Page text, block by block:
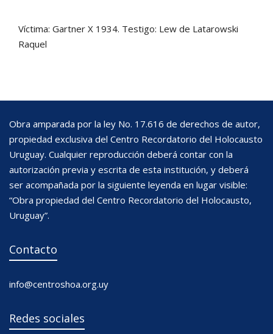
Víctima: Gartner X 1934. Testigo: Lew de Latarowski
Raquel
Obra amparada por la ley No. 17.616 de derechos de autor,
propiedad exclusiva del Centro Recordatorio del Holocausto
Uruguay. Cualquier reproducción deberá contar con la
autorización previa y escrita de esta institución, y deberá
ser acompañada por la siguiente leyenda en lugar visible:
“Obra propiedad del Centro Recordatorio del Holocausto,
Uruguay”.
Contacto
info@centroshoa.org.uy
Redes sociales